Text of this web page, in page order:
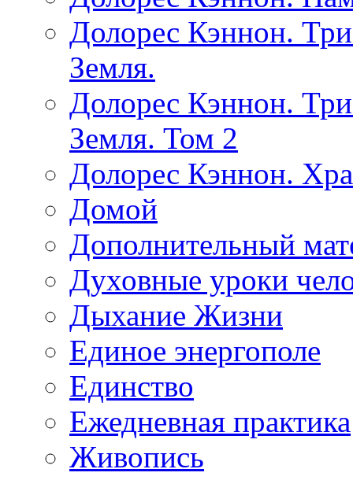
Долорес Кэннон.
Земля.
Долорес Кэннон.
Земля. Том 2
Долорес Кэннон.
Домой
Дополнительный
Духовные уроки
Дыхание Жизни
Единое энергополе
Единство
Ежедневная практика
Живопись